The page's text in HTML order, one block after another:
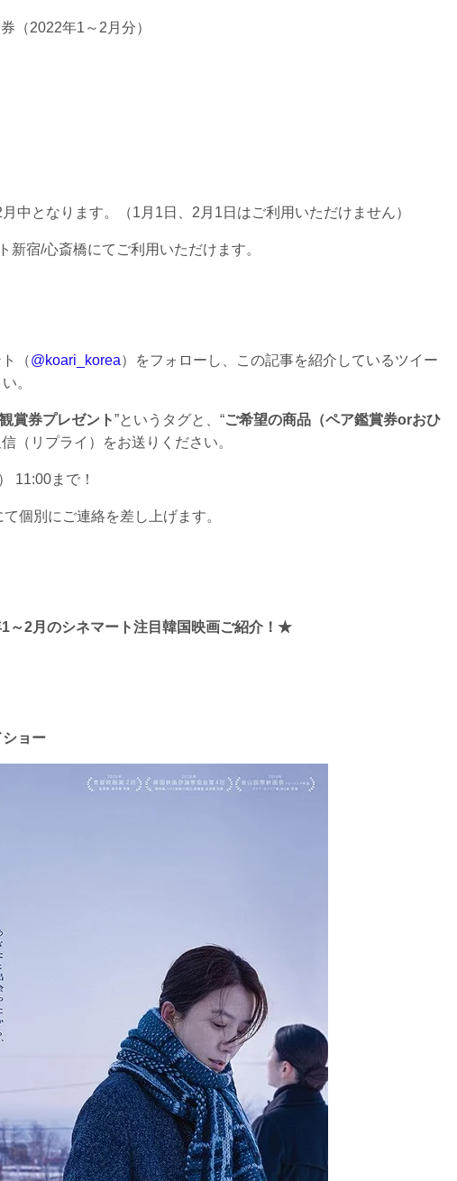
（2022年1～2月分）
中となります。（1月1日、2月1日はご利用いただけません）
新宿/心斎橋にてご利用いただけます。
（@koari_korea）をフォローし、この記事を紹介しているツイー
。
賞券プレゼント”というタグと、“ご希望の商品（ペア鑑賞券orおひ
（リプライ）をお送りください。
11:00まで！
個別にご連絡を差し上げます。
2月のシネマート注目韓国映画ご紹介！ ★
ョー